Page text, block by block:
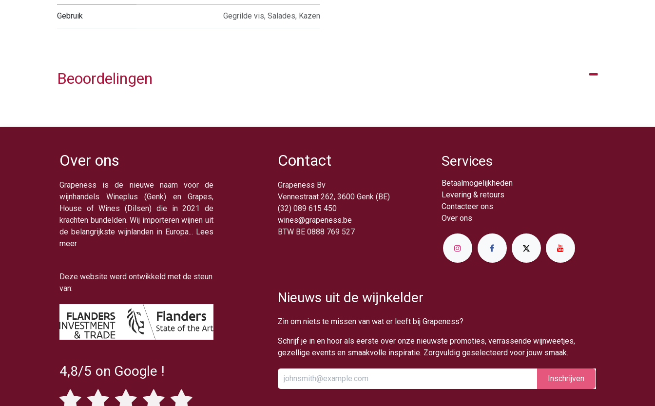
Gebruik Gegrilde vis, Salades, Kazen
Beoordelingen
Services
Betaalmogelijkheden
Levering & retou​rs
Contacteer ons
Over ​ons
Contact
Grapeness Bv
Vennestraat 262, 3600 Genk (BE)
(32) 089 615 450
wines@grapeness.be
BTW BE 0888 769 527
Over ons
Grapeness is de nieuwe naam voor de
wijnhandels Wineplus (Genk) en Grapes,
House of Wines (Dilsen) die in 2021 de
krachten bundelden. Wij importeren wijnen uit
de belangrijkste wijnlanden in Europa... Lees
meer
Deze website werd ontwikkeld met de steun
van:
4,8/5 on Google !
Nieuws uit de wijnkelder
Zin om niets te missen van wat er leeft bij Grapeness?
Schrijf je in en hoor als eerste over onze nieuwste promoties, verrassende wijnweetjes,
gezellige events en smaakvolle inspiratie. Zorgvuldig geselecteerd voor jouw smaak.
Inschrijv​​​​​​​​​​en